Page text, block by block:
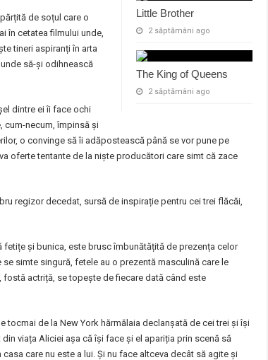
Little Brother
2 săptămâni ago
The King of Queens
2 săptămâni ago
de soțul care o
în cetatea filmului unde,
tineri aspiranți în arta
să-și odihnească
dintre ei îi face ochi
cum-necum, împinsă și
o convinge să îi adăpostească până se vor pune pe
oferte tentante de la niște producători care simt că zace
regizor decedat, sursă de inspirație pentru cei trei flăcăi,
fetițe și bunica, este brusc îmbunătățită de prezența celor
simte singură, fetele au o prezentă masculină care le
actriță, se topește de fiecare dată când este
tocmai de la New York hărmălaia declanșată de cei trei și își
viața Aliciei așa că își face și el apariția prin scenă să
care nu este a lui. Și nu face altceva decât să agite și